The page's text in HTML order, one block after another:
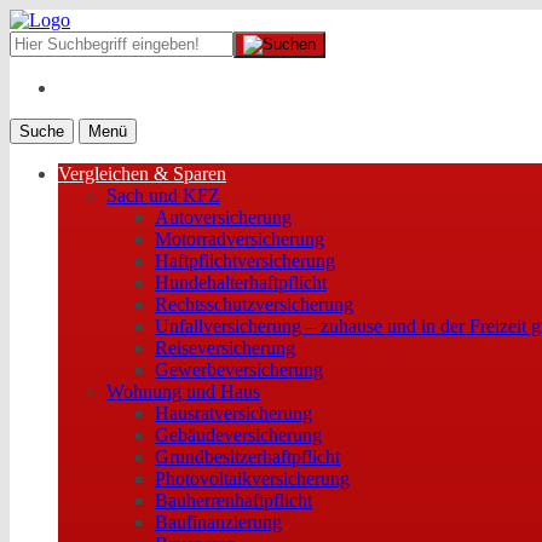
Suche Menü
Vergleichen & Sparen
Sach und KFZ
Autoversicherung
Motorradversicherung
Haftpflichtversicherung
Hundehalterhaftpflicht
Rechtsschutzversicherung
Unfallversicherung – zuhause und in der Freizeit
Reiseversicherung
Gewerbeversicherung
Wohnung und Haus
Hausratversicherung
Gebäudeversicherung
Grundbesitzerhaftpflicht
Photovoltaikversicherung
Bauherrenhaftpflicht
Baufinanzierung